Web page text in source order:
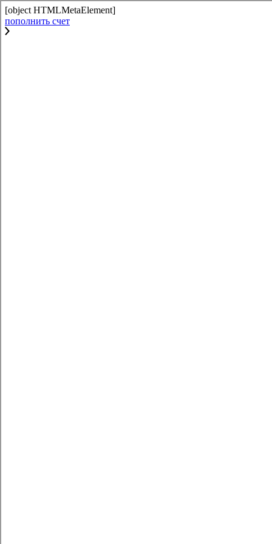
[object HTMLMetaElement]
пополнить счет